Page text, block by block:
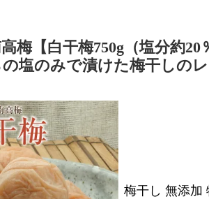
梅【白干梅750g（塩分約
の塩のみで漬けた梅干しの
梅干し 無添加